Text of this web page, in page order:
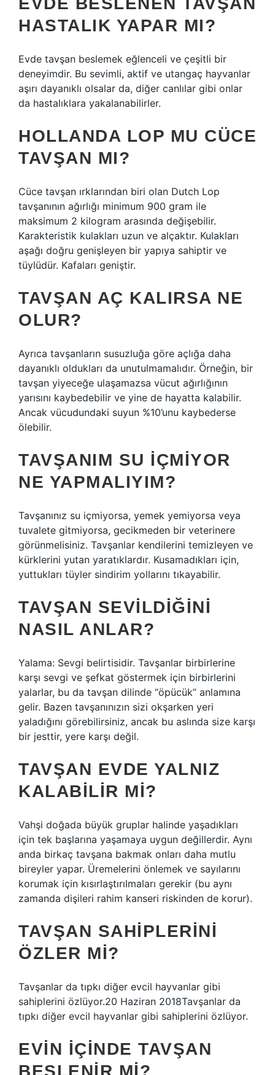
HASTALIK YAPAR MI?
Evde tavşan beslemek eğlenceli ve çeşitli bir
deneyimdir. Bu sevimli, aktif ve utangaç hayvanlar
aşırı dayanıklı olsalar da, diğer canlılar gibi onlar
da hastalıklara yakalanabilirler.
HOLLANDA LOP MU CÜCE
TAVŞAN MI?
Cüce tavşan ırklarından biri olan Dutch Lop
tavşanının ağırlığı minimum 900 gram ile
maksimum 2 kilogram arasında değişebilir.
Karakteristik kulakları uzun ve alçaktır. Kulakları
aşağı doğru genişleyen bir yapıya sahiptir ve
tüylüdür. Kafaları geniştir.
TAVŞAN AÇ KALIRSA NE
OLUR?
Ayrıca tavşanların susuzluğa göre açlığa daha
dayanıklı oldukları da unutulmamalıdır. Örneğin, bir
tavşan yiyeceğe ulaşamazsa vücut ağırlığının
yarısını kaybedebilir ve yine de hayatta kalabilir.
Ancak vücudundaki suyun %10’unu kaybederse
ölebilir.
TAVŞANIM SU IÇMIYOR
NE YAPMALIYIM?
Tavşanınız su içmiyorsa, yemek yemiyorsa veya
tuvalete gitmiyorsa, gecikmeden bir veterinere
görünmelisiniz. Tavşanlar kendilerini temizleyen ve
kürklerini yutan yaratıklardır. Kusamadıkları için,
yuttukları tüyler sindirim yollarını tıkayabilir.
TAVŞAN SEVILDIĞINI
NASIL ANLAR?
Yalama: Sevgi belirtisidir. Tavşanlar birbirlerine
karşı sevgi ve şefkat göstermek için birbirlerini
yalarlar, bu da tavşan dilinde “öpücük” anlamına
gelir. Bazen tavşanınızın sizi okşarken yeri
yaladığını görebilirsiniz, ancak bu aslında size karşı
bir jesttir, yere karşı değil.
TAVŞAN EVDE YALNIZ
KALABILIR MI?
Vahşi doğada büyük gruplar halinde yaşadıkları
için tek başlarına yaşamaya uygun değillerdir. Aynı
anda birkaç tavşana bakmak onları daha mutlu
bireyler yapar. Üremelerini önlemek ve sayılarını
korumak için kısırlaştırılmaları gerekir (bu aynı
zamanda dişileri rahim kanseri riskinden de korur).
TAVŞAN SAHIPLERINI
ÖZLER MI?
Tavşanlar da tıpkı diğer evcil hayvanlar gibi
sahiplerini özlüyor.20 Haziran 2018Tavşanlar da
tıpkı diğer evcil hayvanlar gibi sahiplerini özlüyor.
EVIN IÇINDE TAVŞAN
BESLENIR MI?